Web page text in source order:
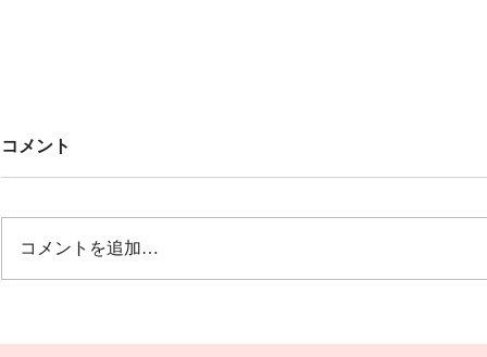
Untitled
オープニング 冬の荒波から🎵風
で すごく盛り上がりました💖💖
💖
コメント
コメントを追加…